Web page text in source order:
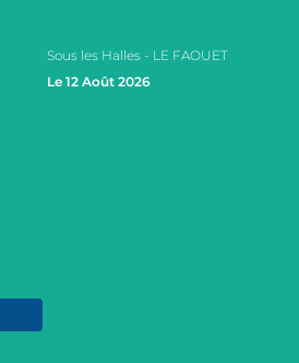
Sous les Halles - LE FAOUET
Le 12 Août 2026